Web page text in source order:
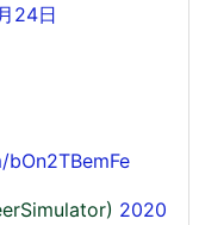
24日
2020